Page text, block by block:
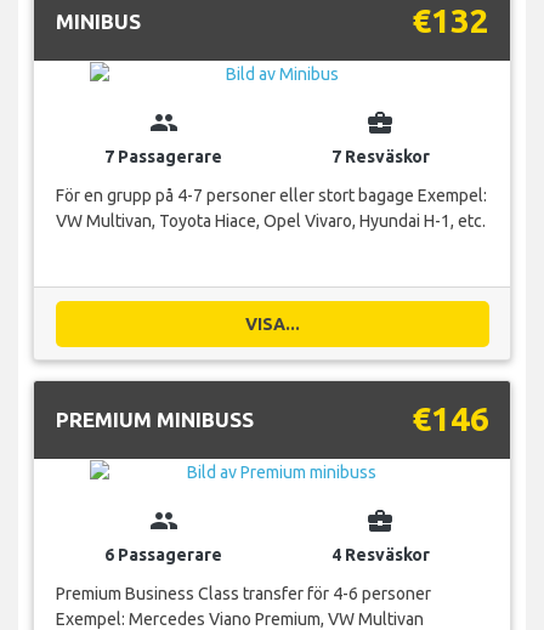
MINIBUS €132
group
7 Passagerare
business_center
7 Resväskor
För en grupp på 4-7 personer eller stort bagage Exempel:
VW Multivan, Toyota Hiace, Opel Vivaro, Hyundai H-1, etc.
VISA...
PREMIUM MINIBUSS €146
group
6 Passagerare
business_center
4 Resväskor
Premium Business Class transfer för 4-6 personer
Exempel: Mercedes Viano Premium, VW Multivan